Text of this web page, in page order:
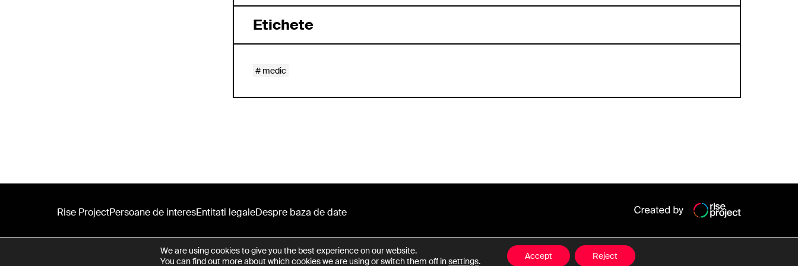
Etichete
medic
Rise ProjectPersoane de interesEntitati legaleDespre baza de date
Date cu caracter personal
We are using cookies to give you the best experience on our website.
You can find out more about which cookies we are using or switch them off insettings. Accept Reject